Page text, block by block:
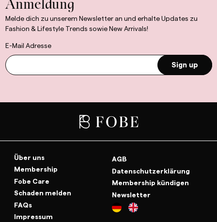
Anmeldung
Melde dich zu unserem Newsletter an und erhalte Updates zu
Fashion & Lifestyle Trends sowie New Arrivals!
E-Mail Adresse
Sign up
Über uns
Membership
Fobe Care
Schaden melden
FAQs
Impressum
AGB
Datenschutzerklärung
Membership kündigen
Newsletter